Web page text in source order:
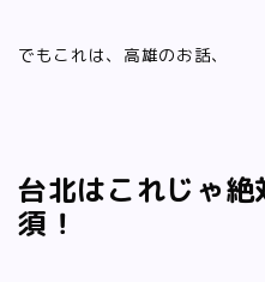
でもこれは、高雄のお話、
台北はこれじゃ
須！